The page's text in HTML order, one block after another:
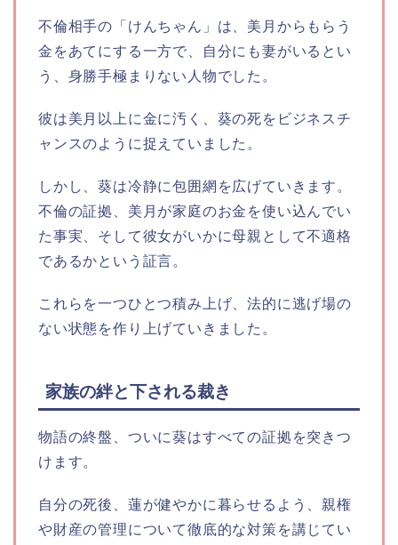
不倫相手の「けんちゃん」は、美月からもらう
金をあてにする一方で、自分にも妻がいるとい
う、身勝手極まりない人物でした。
彼は美月以上に金に汚く、葵の死をビジネスチ
ャンスのように捉えていました。
しかし、葵は冷静に包囲網を広げていきます。
不倫の証拠、美月が家庭のお金を使い込んでい
た事実、そして彼女がいかに母親として不適格
であるかという証言。
これらを一つひとつ積み上げ、法的に逃げ場の
ない状態を作り上げていきました。
家族の絆と下される裁き
物語の終盤、ついに葵はすべての証拠を突きつ
けます。
自分の死後、蓮が健やかに暮らせるよう、親権
や財産の管理について徹底的な対策を講じてい